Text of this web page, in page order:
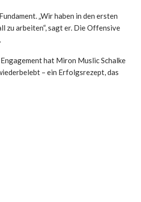
„Wir haben in den ersten
zu arbeiten“, sagt er. Die Offensive
hat Miron Muslic Schalke
– ein Erfolgsrezept, das